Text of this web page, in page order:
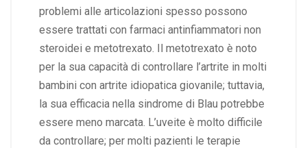
problemi alle articolazioni spesso possono
essere trattati con farmaci antinfiammatori non
steroidei e metotrexato . Il metotrexato è noto
per la sua capacità di controllare l’artrite in molti
bambini con artrite idiopatica giovanile; tuttavia,
la sua efficacia nella sindrome di Blau potrebbe
essere meno marcata. L’uveite è molto difficile
da controllare; per molti pazienti le terapie